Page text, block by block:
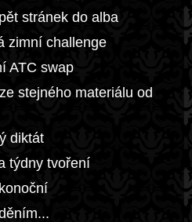
stránek do alba
zimní challenge
ATC swap
stejného materiálu od
diktát
týdny tvoření